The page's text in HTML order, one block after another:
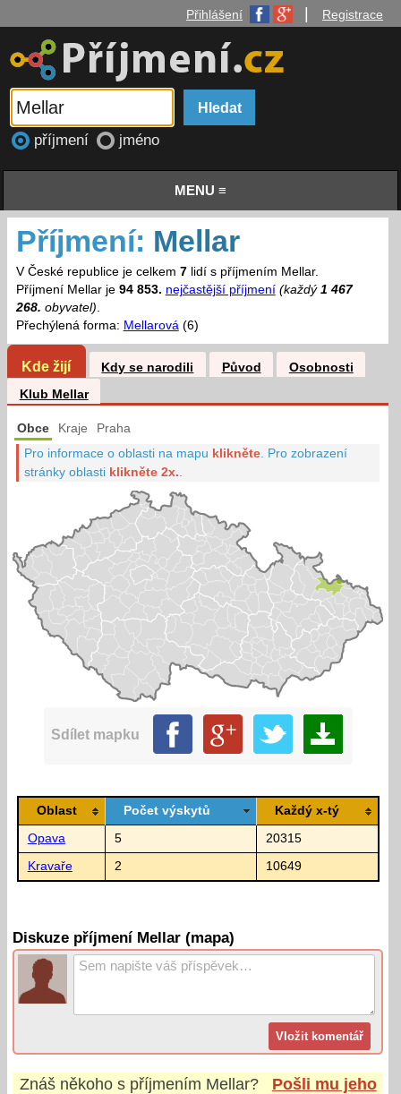
Přihlášení Registrace
příjmení jméno
MENU ≡
Příjmení: Mellar
V České republice je celkem 7lidí s příjmením Mellar.
Příjmení Mellar je 94 853. nejčastější příjmení (každý 1 467
268. obyvatel).
Přechýlená forma: Mellarová(6)
Kde žijí Kdy se narodili Původ
Osobnosti
Klub Mellar
Obce Kraje Praha
Pro informace o oblasti na mapu klikněte Pro zobrazení
stránky oblasti klikněte 2x.
Sdílet mapku
Oblast Počet výskytů Každý x-tý
Opava 5 20315
Kravaře 2 10649
Diskuze příjmení Mellar (mapa)
Znáš někoho s příjmením Mellar?
Pošli mu jeho